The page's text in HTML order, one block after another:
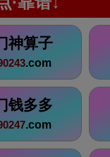
神算子
.com
钱多多
.com